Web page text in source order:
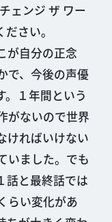
ェンジ ザ ワー
さい。
自分の正念
で、今後の声優
。１年間という
がないので世界
ければいけない
いました。でも
話と最終話では
らい変化があ